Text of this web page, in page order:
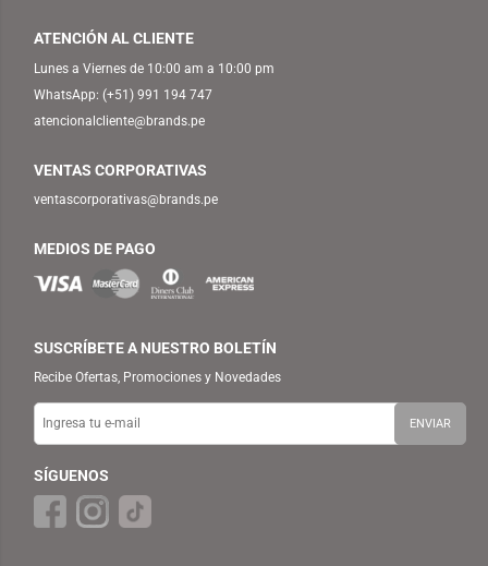
ATENCIÓN AL CLIENTE
Lunes a Viernes de 10:00 am a 10:00 pm
WhatsApp: (+51) 991 194 747
atencionalcliente@brands.pe
VENTAS CORPORATIVAS
ventascorporativas@brands.pe
MEDIOS DE PAGO
SUSCRÍBETE A NUESTRO BOLETÍN
Recibe Ofertas, Promociones y Novedades
SÍGUENOS